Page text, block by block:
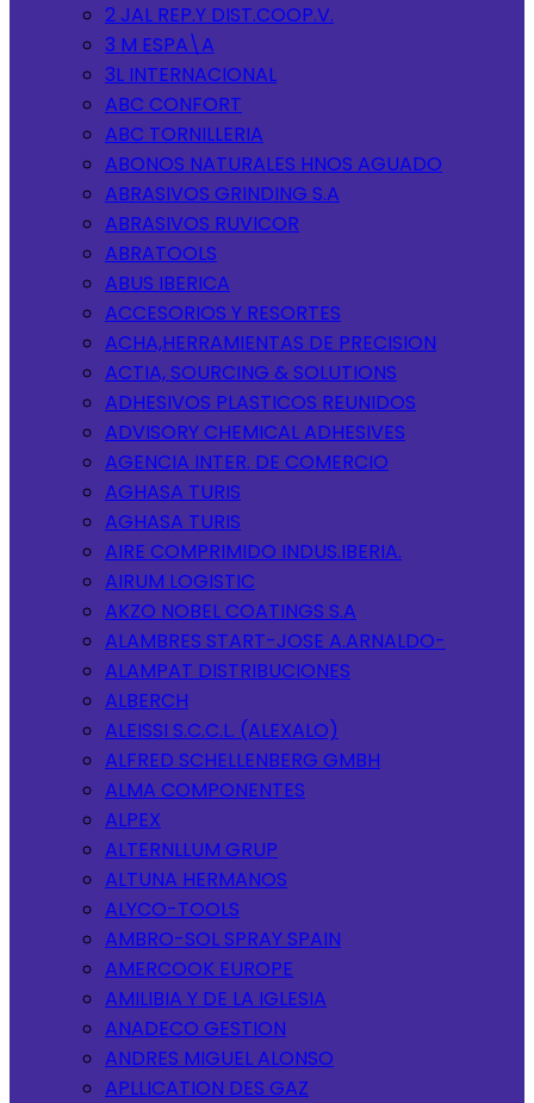
2 JAL REP.Y DIST.COOP.V.
3 M ESPA\A
3L INTERNACIONAL
ABC CONFORT
ABC TORNILLERIA
ABONOS NATURALES HNOS AGUADO
ABRASIVOS GRINDING S.A
ABRASIVOS RUVICOR
ABRATOOLS
ABUS IBERICA
ACCESORIOS Y RESORTES
ACHA,HERRAMIENTAS DE PRECISION
ACTIA, SOURCING & SOLUTIONS
ADHESIVOS PLASTICOS REUNIDOS
ADVISORY CHEMICAL ADHESIVES
AGENCIA INTER. DE COMERCIO
AGHASA TURIS
AGHASA TURIS
AIRE COMPRIMIDO INDUS.IBERIA.
AIRUM LOGISTIC
AKZO NOBEL COATINGS S.A
ALAMBRES START-JOSE A.ARNALDO-
ALAMPAT DISTRIBUCIONES
ALBERCH
ALEISSI S.C.C.L. (ALEXALO)
ALFRED SCHELLENBERG GMBH
ALMA COMPONENTES
ALPEX
ALTERNLLUM GRUP
ALTUNA HERMANOS
ALYCO-TOOLS
AMBRO-SOL SPRAY SPAIN
AMERCOOK EUROPE
AMILIBIA Y DE LA IGLESIA
ANADECO GESTION
ANDRES MIGUEL ALONSO
APLLICATION DES GAZ